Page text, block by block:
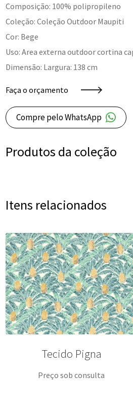
Composição: 100% polipropileno
Coleção: Coleção Outdoor Maupiti
Cor: Bege
Uso: Area externa outdoor cortina
Dimensão: Largura: 138 cm
Faça o orçamento
Compre pelo WhatsApp
Produtos da coleção
Itens relacionados
Tecido Pigna
Preço sob consulta